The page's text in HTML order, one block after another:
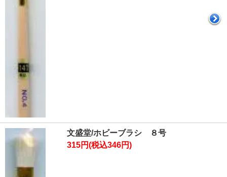
文盛堂/ホビーブラシ ８号
315円(税込346円)